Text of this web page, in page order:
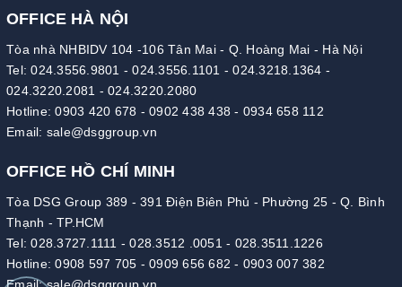
OFFICE HÀ NỘI
Tòa nhà NHBIDV 104 -106 Tân Mai - Q. Hoàng Mai - Hà Nội
Tel:024.3556.9801 -024.3556.1101 -024.3218.1364 -
024.3220.2081 - 024.3220.2080
Hotline:0903 420 678 - 0902 438 438 - 0934 658 112
Email: sale@dsggroup.vn
OFFICE HỒ CHÍ MINH
Tòa DSG Group 389 - 391 Điện Biên Phủ - Phường 25 - Q. Bình
Thạnh - TP.HCM
Tel:028.3727.1111 -028.3512 .0051 - 028.3511.1226
Hotline:0908 597 705 - 0909 656 682 - 0903 007 382
Email:sale@dsggroup.vn